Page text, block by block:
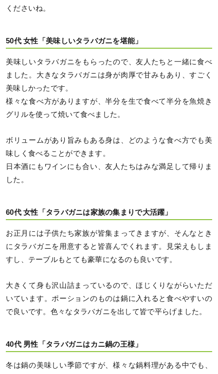
くださいね。
50代 女性「美味しいタラバガニを堪能」
美味しいタラバガニをもらったので、友人たちと一緒に食べ
ました。大きなタラバガニは身が肉厚で甘みもあり、すごく
美味しかったです。
様々な食べ方がありますが、半分を生で食べて半分を魚焼き
グリルを使って焼いて食べました。
ボリュームがあり旨みもある身は、どのような食べ方でも美
味しく食べることができます。
日本酒にもワインにも合い、友人たちはみな満足して帰りま
した。
60代 女性「タラバガニは家族の集まりで大活躍」
お正月には子供たち家族が皆集まってきますが、そんなとき
にタラバガニを用意すると皆喜んでくれます。見栄えもしま
すし、テーブルもとても豪華になるのも良いです。
大きくて身も沢山詰まっているので、ほじくりながらいただ
いています。ポーションのものは鍋に入れると食べやすいの
で良いです。色々なタラバガニを出して皆で平らげました。
40代 男性「タラバガニはカニ鍋の王様」
冬は鍋の美味しい季節ですが、様々な鍋料理がある中でも、